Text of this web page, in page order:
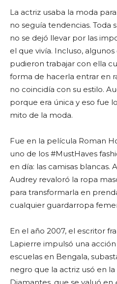
La actriz usaba la moda
no seguía tendencias. Toda
no se dejó llevar por las
el que vivía. Incluso,
pudieron trabajar con ella
forma de hacerla entrar en
no coincidía con su estilo.
porque era única y eso fue
mito de la moda.
Fue en la película Roman
uno de los #MustHaves
en día: las camisas blancas.
Audrey revaloró la ropa
para transformarla en
cualquier guardarropa
En el año 2007, el escritor
Lapierre impulsó una
escuelas en Bengala,
negro que la actriz usó en
Diamantes, que se valuó en